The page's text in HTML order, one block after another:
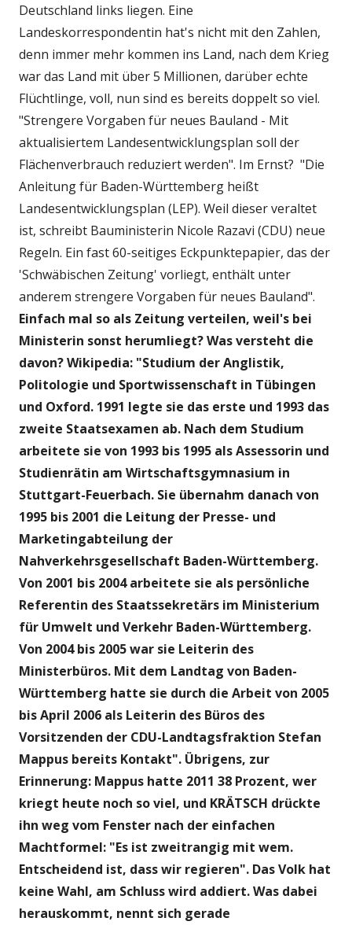
Deutschland links liegen. Eine
Landeskorrespondentin hat's nicht mit den Zahlen,
denn immer mehr kommen ins Land, nach dem Krieg
war das Land mit über 5 Millionen, darüber echte
Flüchtlinge, voll, nun sind es bereits doppelt so viel.
"Strengere Vorgaben für neues Bauland - Mit
aktualisiertem Landesentwicklungsplan soll der
Flächenverbrauch reduziert werden". Im Ernst? "Die
Anleitung für Baden-Württemberg heißt
Landesentwicklungsplan (LEP). Weil dieser veraltet
ist, schreibt Bauministerin Nicole Razavi (CDU) neue
Regeln. Ein fast 60-seitiges Eckpunktepapier, das der
'Schwäbischen Zeitung' vorliegt, enthält unter
anderem strengere Vorgaben für neues Bauland".
Einfach mal so als Zeitung verteilen, weil's bei
Ministerin sonst herumliegt? Was versteht die
davon? Wikipedia: "Studium der Anglistik,
Politologie und Sportwissenschaft in Tübingen
und Oxford. 1991 legte sie das erste und 1993 das
zweite Staatsexamen ab. Nach dem Studium
arbeitete sie von 1993 bis 1995 als Assessorin und
Studienrätin am Wirtschaftsgymnasium in
Stuttgart-Feuerbach. Sie übernahm danach von
1995 bis 2001 die Leitung der Presse- und
Marketingabteilung der
Nahverkehrsgesellschaft Baden-Württemberg.
Von 2001 bis 2004 arbeitete sie als persönliche
Referentin des Staatssekretärs im Ministerium
für Umwelt und Verkehr Baden-Württemberg.
Von 2004 bis 2005 war sie Leiterin des
Ministerbüros. Mit dem Landtag von Baden-
Württemberg hatte sie durch die Arbeit von 2005
bis April 2006 als Leiterin des Büros des
Vorsitzenden der CDU-Landtagsfraktion Stefan
Mappus bereits Kontakt". Übrigens, zur
Erinnerung: Mappus hatte 2011 38 Prozent, wer
kriegt heute noch so viel, und KRÄTSCH drückte
ihn weg vom Fenster nach der einfachen
Machtformel: "Es ist zweitrangig mit wem.
Entscheidend ist, dass wir regieren". Das Volk hat
keine Wahl, am Schluss wird addiert. Was dabei
herauskommt, nennt sich gerade